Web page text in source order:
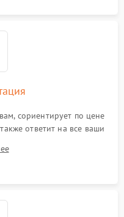
сориентирует по цене
ответит на все ваши